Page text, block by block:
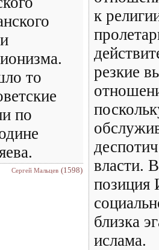
то
по
Сергей Мальцев (1598)
к
резкие
власти.
позиция
близка
ислама.